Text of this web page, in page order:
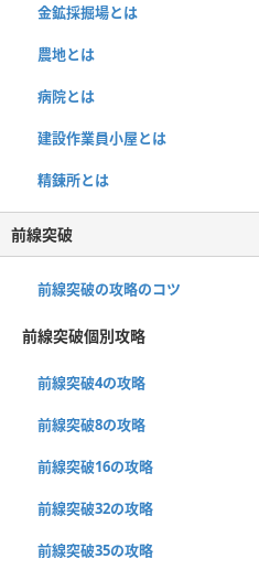
金鉱採掘場とは
農地とは
病院とは
建設作業員小屋とは
精錬所とは
前線突破
前線突破の攻略のコツ
前線突破個別攻略
前線突破4の攻略
前線突破8の攻略
前線突破16の攻略
前線突破32の攻略
前線突破35の攻略